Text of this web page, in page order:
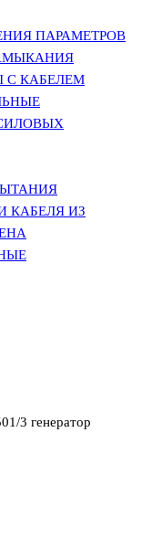
ПАРАМЕТРОВ
С КАБЕЛЕМ
КАБЕЛЯ ИЗ
3 генератор